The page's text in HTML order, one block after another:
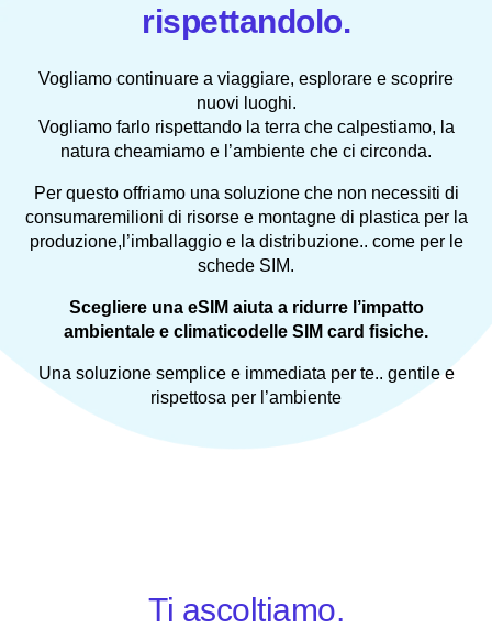
rispettandolo.
Vogliamo continuare a viaggiare, esplorare e scoprire
nuovi luoghi.
Vogliamo farlo rispettando la terra che calpestiamo, la
natura cheamiamo e l’ambiente che ci circonda.
Per questo offriamo una soluzione che non necessiti di
consumaremilioni di risorse e montagne di plastica per la
produzione,l’imballaggio e la distribuzione.. come per le
schede SIM.
Scegliere una eSIM aiuta a ridurre l’impatto
ambientale e climaticodelle SIM card fisiche.
Una soluzione semplice e immediata per te.. gentile e
rispettosa per l’ambiente
Ti ascoltiamo.